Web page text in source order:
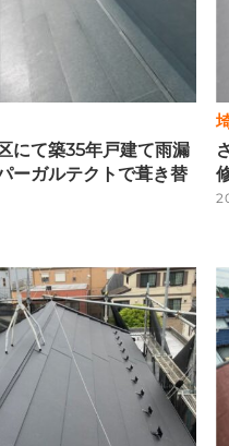
にて築35年戸建て雨漏
ーガルテクトで葺き替